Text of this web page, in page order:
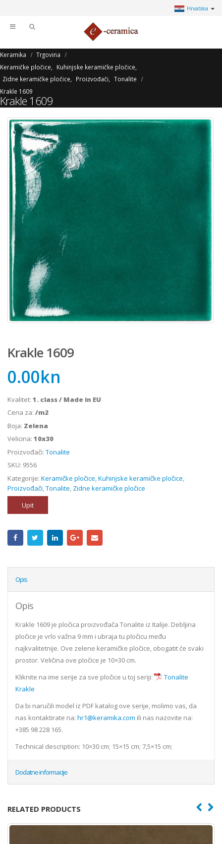
Hrvatska
Keramika
Trgovina
Keramičke pločice
Kuhinjske keramičke pločice
Zidne keramičke pločice
Proizvođači
Tonalite
Krakle 1609
Krakle 1609
Krakle 1609
0.00kn
Kvalitet: 1. class / Made in EU
Cena za: /m2
Boja: Zelena
Velicina: 10x30
Proizvođači: Tonalite
SKU: 9556
Kategorije: Keramičke pločice,Kuhinjske keramičke pločice,
Proizvođači,Tonalite, Zidne keramičke pločice
Upit
Opis
Opis
Krakle 1609 je pločica proizvođača Tonalite iz Italije. Debljina
pločice je vrlo važna 9 mm i ubraja tu pločicu među
najkvalitetnije. Ove zelene keramičke pločice, obogatit će svaki
prostor. Veličina ove pločice je 10×30 cm.
Kliknite na ime serije za sve pločice u toj seriji:
Tonalite
Krakle
Da bi naručili model iz PDF katalog ove serije, molimo vas, da
nas kontaktirate na: hr1@keramika.com ili nas nazovite na:
+385 98 228 165.
Technical description: 10×30 cm; 15×15 cm; 7,5×15 cm;
Dodatne informacije
RELATED PRODUCTS